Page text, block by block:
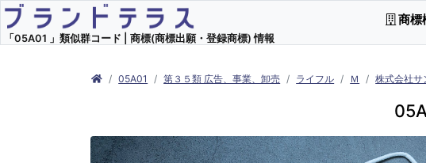
「05A01 」類似群コード | 商標(商標出願・登録商標) 情報
商標
05A01 第３５類 広告、事業、卸売 ライフル Ｍ 株式会社サ